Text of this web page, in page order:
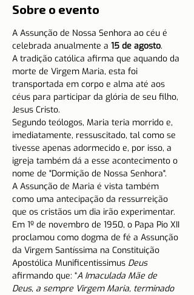
Sobre o evento
A Assunção de Nossa Senhora ao céu é
celebrada anualmente a 15 de agosto.
A tradição católica afirma que aquando da
morte de Virgem Maria, esta foi
transportada em corpo e alma até aos
céus para participar da glória de seu filho,
Jesus Cristo.
Segundo teólogos, Maria teria morrido e,
imediatamente, ressuscitado, tal como se
tivesse apenas adormecido e, por isso, a
igreja também dá a esse acontecimento o
nome de "Dormição de Nossa Senhora".
A Assunção de Maria é vista também
como uma antecipação da ressurreição
que os cristãos um dia irão experimentar.
Em 1º de novembro de 1950, o Papa Pio XII
proclamou como dogma de fé a Assunção
da Virgem Santíssima na Constituição
Apostólica Munificentissimus Deus
afirmando que: “A Imaculada Mãe de
Deus, a sempre Virgem Maria, terminado